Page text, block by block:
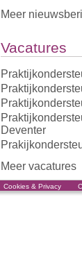
Meer
Vacatures
Deventer
Meer vacatures
Cookies & Privacy